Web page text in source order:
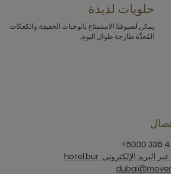
حلويات لذيذة
يمكن لضيوفنا الاستمتاع بالوجبات الخفيفة والكعكات
المُعدَّة طازجة طوال اليوم.
تواصل معنا عبر البريد الإلكتروني: hotel.bur